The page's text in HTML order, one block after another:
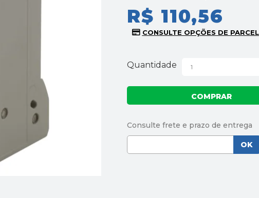
R$ 110,56
Quantidade